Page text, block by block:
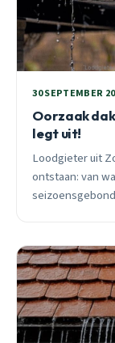
30 SEPTEMBER
Oorzaak
legt uit!
Loodgieter uit
ontstaan: van